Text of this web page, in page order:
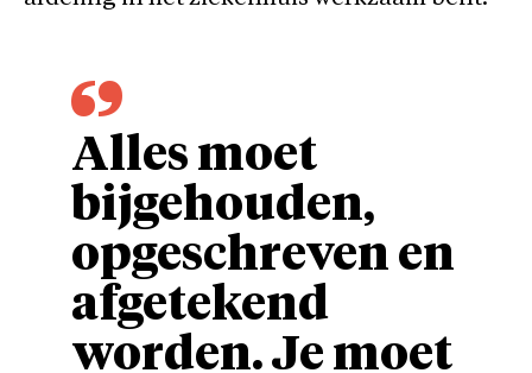
Alles moet
bijgehouden,
opgeschreven en
afgetekend
worden. Je moet